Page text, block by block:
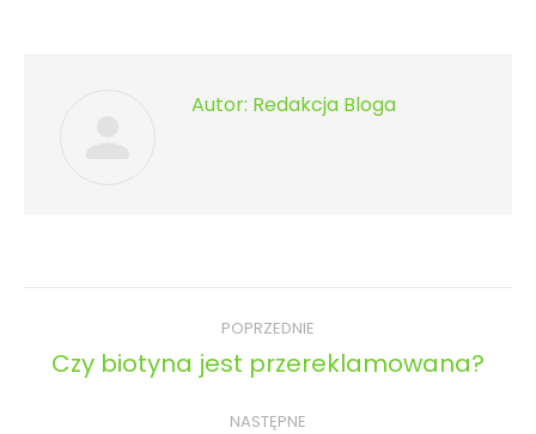
Autor: Redakcja Bloga
Nawigacja
wpisów
POPRZEDNIE
Poprzedni
Czy biotyna jest przereklamowana?
NASTĘPNE